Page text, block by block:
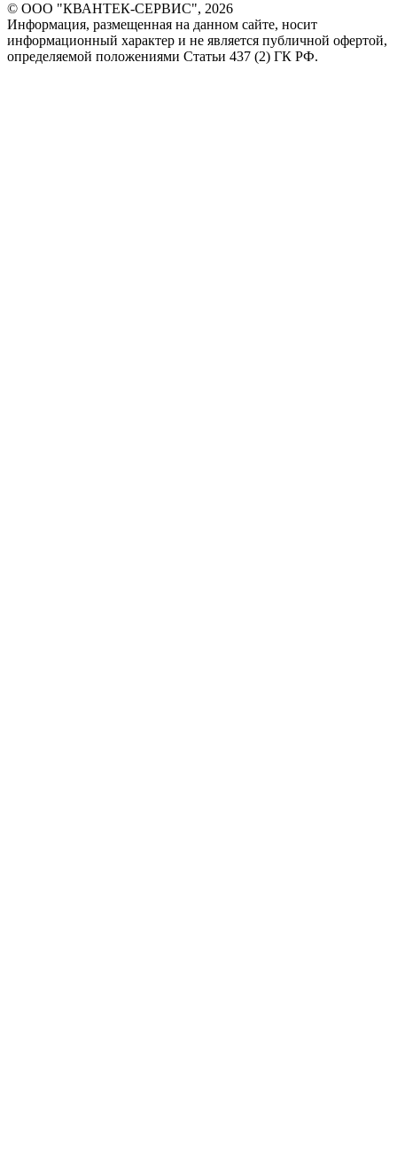
© ООО "КВАНТЕК-СЕРВИС", 2026
Информация, размещенная на данном сайте, носит
информационный характер и не является публичной офертой,
определяемой положениями Статьи 437 (2) ГК РФ.